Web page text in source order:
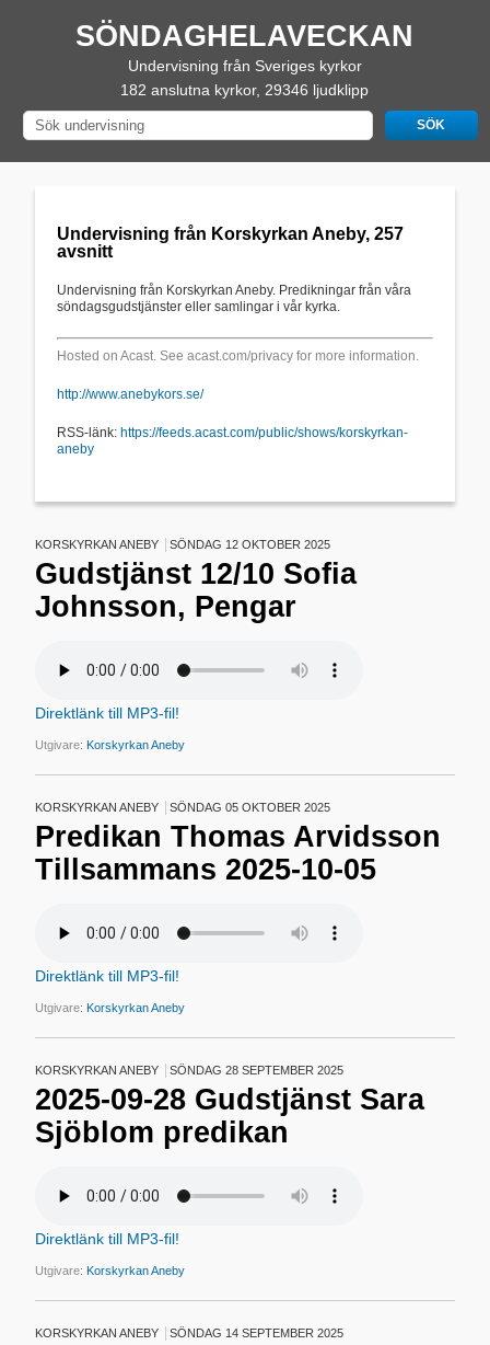
SÖNDAGHELAVECKAN
Undervisning från Sveriges kyrkor
182 anslutna kyrkor, 29346 ljudklipp
Undervisning från Korskyrkan Aneby, 257
avsnitt
Undervisning från Korskyrkan Aneby. Predikningar från våra
söndagsgudstjänster eller samlingar i vår kyrka.
Hosted on Acast. Seeacast.com/privacy for more information.
http://www.anebykors.se/
RSS-länk: https://feeds.acast.com/public/shows/korskyrkan-
aneby
KORSKYRKAN ANEBY SÖNDAG 12 OKTOBER 2025
Gudstjänst 12/10 Sofia
Johnsson, Pengar
Direktlänk till MP3-fil!
Utgivare:Korskyrkan Aneby
KORSKYRKAN ANEBY SÖNDAG 05 OKTOBER 2025
Predikan Thomas Arvidsson
Tillsammans 2025-10-05
Direktlänk till MP3-fil!
Utgivare:Korskyrkan Aneby
KORSKYRKAN ANEBY SÖNDAG 28 SEPTEMBER 2025
2025-09-28 Gudstjänst Sara
Sjöblom predikan
Direktlänk till MP3-fil!
Utgivare:Korskyrkan Aneby
KORSKYRKAN ANEBY SÖNDAG 14 SEPTEMBER 2025